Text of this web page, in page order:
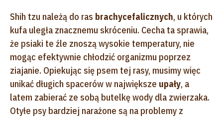
Shih tzu należą do ras brachycefalicznych, u których
kufa uległa znacznemu skróceniu. Cecha ta sprawia,
że psiaki te źle znoszą wysokie temperatury, nie
mogąc efektywnie chłodzić organizmu poprzez
ziajanie. Opiekując się psem tej rasy, musimy więc
unikać długich spacerów w największe upały, a
latem zabierać ze sobą butelkę wody dla zwierzaka.
Otyłe psy bardziej narażone są na problemy z